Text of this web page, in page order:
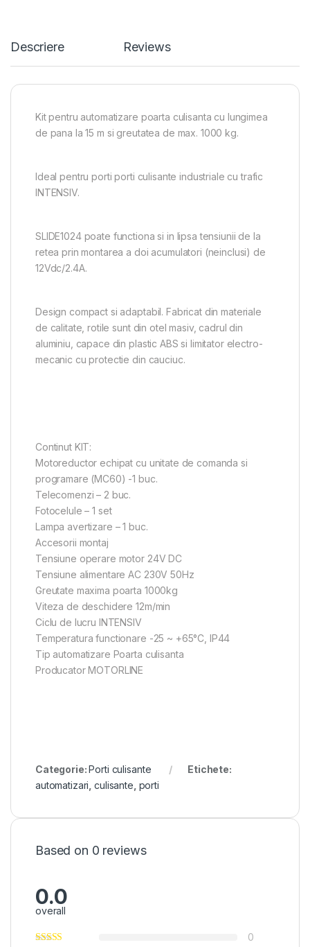
Descriere Reviews
Kit pentru automatizare poarta culisanta cu lungimea
de pana la 15 m si greutatea de max. 1000 kg.
Ideal pentru porti porti culisante industriale cu trafic
INTENSIV.
SLIDE1024 poate functiona si in lipsa tensiunii de la
retea prin montarea a doi acumulatori (neinclusi) de
12Vdc/2.4A.
Design compact si adaptabil. Fabricat din materiale
de calitate, rotile sunt din otel masiv, cadrul din
aluminiu, capace din plastic ABS si limitator electro-
mecanic cu protectie din cauciuc.
Continut KIT:
Motoreductor echipat cu unitate de comanda si
programare (MC60) -1 buc.
Telecomenzi – 2 buc.
Fotocelule – 1 set
Lampa avertizare – 1 buc.
Accesorii montaj
Tensiune operare motor 24V DC
Tensiune alimentare AC 230V 50Hz
Greutate maxima poarta 1000kg
Viteza de deschidere 12m/min
Ciclu de lucru INTENSIV
Temperatura functionare -25 ~ +65°C, IP44
Tip automatizare Poarta culisanta
Producator MOTORLINE
Categorie:Porti culisante
Etichete:
automatizari ,culisante porti
Based on 0 reviews
0.0
overall
0